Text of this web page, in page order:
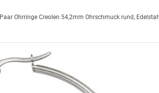
Paar Ohrringe Creolen 54,2mm Ohrschmuck rund,